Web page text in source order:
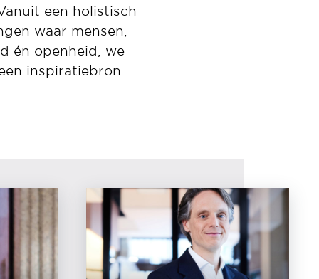
een holistisch
waar mensen,
én openheid, we
inspiratiebron